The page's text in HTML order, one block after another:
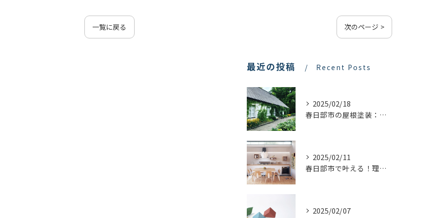
一覧に戻る 次のページ >
最近の投稿 Recent Posts
2025/02/18
春日部市の屋根塗装：最適な業者選びで価格を抑える方法
2025/02/11
春日部市で叶える！理想のキッチンリフォームを実現するステップ
2025/02/07